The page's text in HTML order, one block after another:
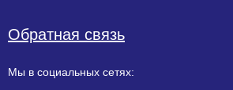
Обратная связь
Мы в социальных сетях: